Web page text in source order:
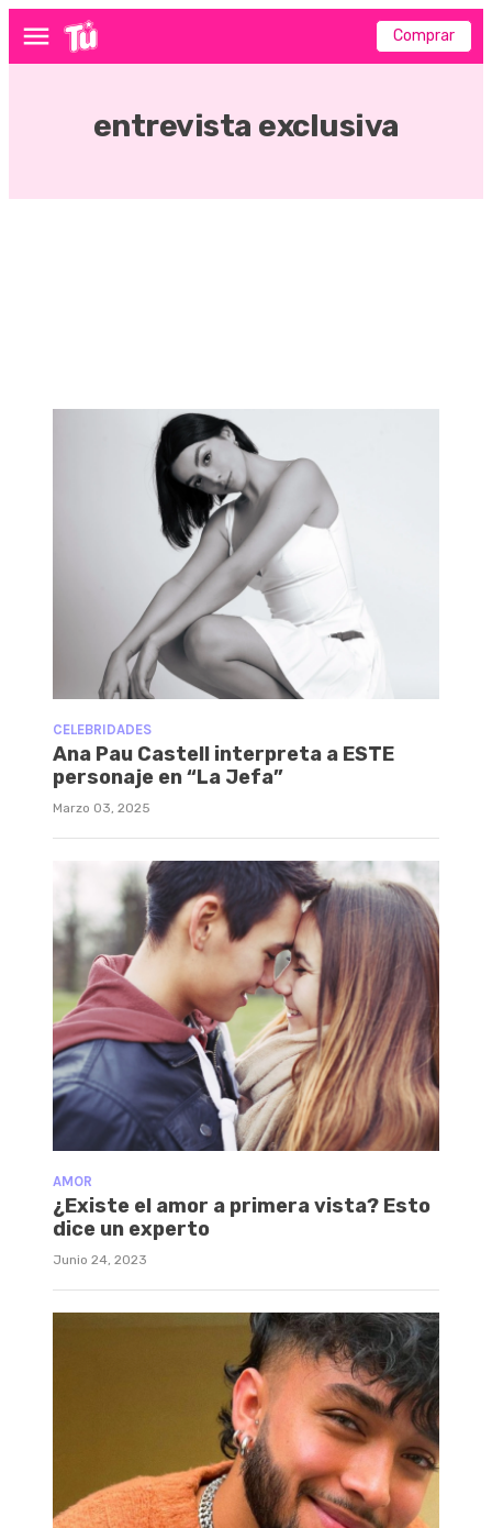
Menú Comprar
entrevista exclusiva
CELEBRIDADES
Ana Pau Castell interpreta a ESTE
personaje en “La Jefa”
Marzo 03, 2025
AMOR
¿Existe el amor a primera vista? Esto
dice un experto
Junio 24, 2023